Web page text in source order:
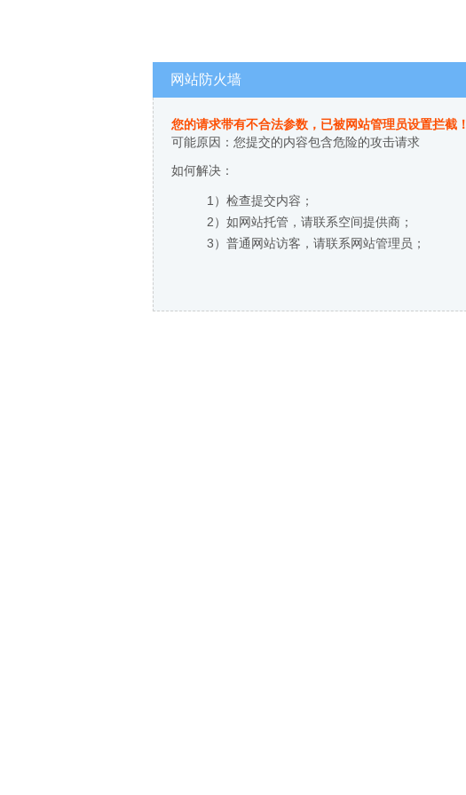
网站防火墙
您的请求带有不合法参数，已被网站管理员设置拦截！
可能原因：您提交的内容包含危险的攻击请求
如何解决：
1）检查提交内容；
2）如网站托管，请联系空间提供商；
3）普通网站访客，请联系网站管理员；